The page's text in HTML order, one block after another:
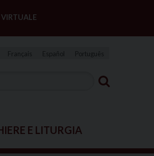
Français Español Português
E LITURGIA